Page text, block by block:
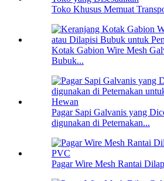
Toko Khusus Memuat
Kotak Gabion Wire Mesh
Bubuk...
Pagar Sapi Galvanis yang
digunakan di Peternakan...
Pagar Wire Mesh Rantai